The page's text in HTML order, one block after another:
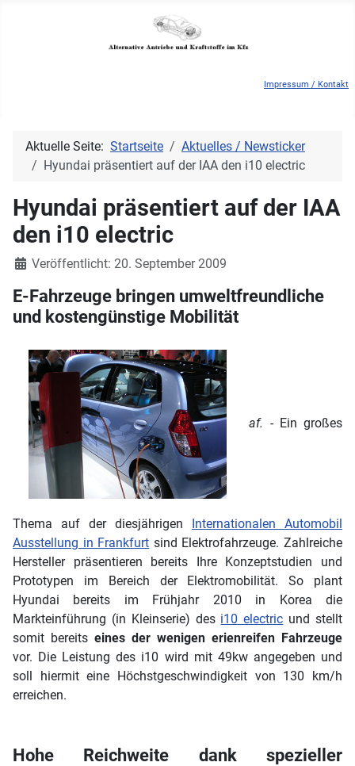
Impressum / Kontakt
Aktuelle Seite: Startseite
Aktuelles / Newsticker
Hyundai präsentiert auf der IAA den i10 electric
Hyundai präsentiert auf der IAA
den i10 electric
DetailsVeröffentlicht: 20. September 2009
E-Fahrzeuge bringen umweltfreundliche
und kostengünstige Mobilität
af. - Ein großes
Thema auf der diesjährigen Internationalen Automobil
Ausstellung in Frankfurt sind Elektrofahrzeuge. Zahlreiche
Hersteller präsentieren bereits Ihre Konzeptstudien und
Prototypen im Bereich der Elektromobilität. So plant
Hyundai bereits im Frühjahr 2010 in Korea die
Markteinführung (in Kleinserie) des i10 electric und stellt
somit bereits eines der wenigen erienreifen Fahrzeuge
vor. Die Leistung des i10 wird mit 49kw angegeben und
soll hiermit eine Höchstgeschwindigkeit von 130 km/h
erreichen.
Hohe Reichweite dank spezieller